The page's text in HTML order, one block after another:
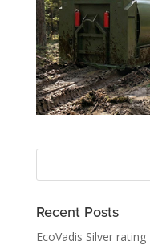
Recent Posts
EcoVadis Silver rating